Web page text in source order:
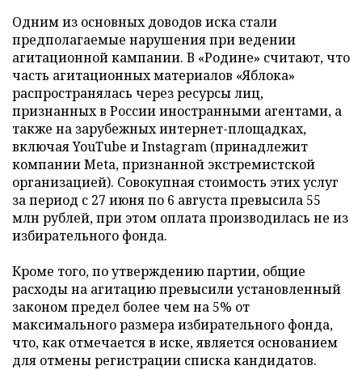
Одним из основных доводов иска стали
предполагаемые нарушения при ведении
агитационной кампании. В «Родине» считают, что
часть агитационных материалов «Яблока»
распространялась через ресурсы лиц,
признанных в России иностранными агентами, а
также на зарубежных интернет-площадках,
включая YouTube и Instagram (принадлежит
компании Meta, признанной экстремистской
организацией). Совокупная стоимость этих услуг
за период с 27 июня по 6 августа превысила 55
млн рублей, при этом оплата производилась не из
избирательного фонда.
Кроме того, по утверждению партии, общие
расходы на агитацию превысили установленный
законом предел более чем на 5% от
максимального размера избирательного фонда,
что, как отмечается в иске, является основанием
для отмены регистрации списка кандидатов.